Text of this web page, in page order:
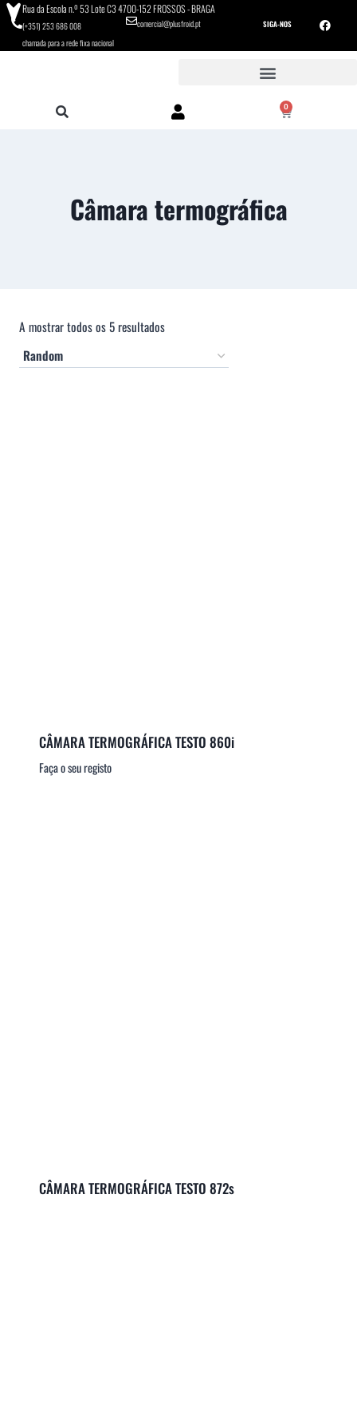
Rua da Escola n.º 53 Lote C3 4700-152 FROSSOS - BRAGA
(+351) 253 686 008
chamada para a rede fixa nacional
comercial@plusfroid.pt SIGA-NOS
0
Câmara termográfica
A mostrar todos os 5 resultados
CÂMARA TERMOGRÁFICA TESTO 860i
Faça o seu registo
CÂMARA TERMOGRÁFICA TESTO 872s